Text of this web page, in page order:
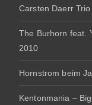
Carsten Daerr
The Burhorn feat.
2010
Hornstrom beim
Kentonmania –